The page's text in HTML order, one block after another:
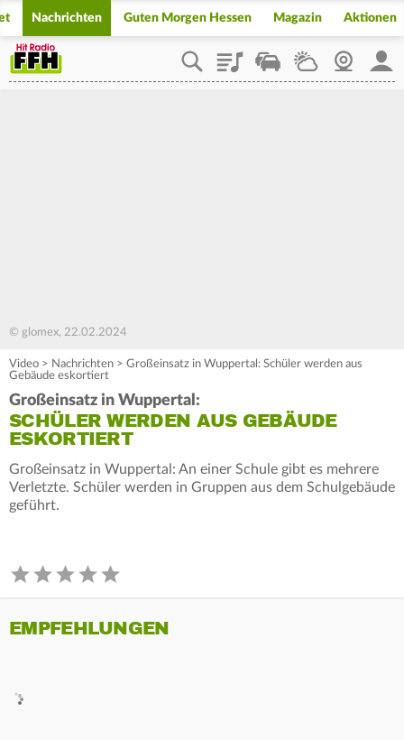
Nachrichten Guten Morgen Hessen Magazin Aktionen
PlaylistStaupilotWetterWebcam
© glomex, 22.02.2024
Video > Nachrichten > Großeinsatz in Wuppertal: Schüler werden aus
Gebäude eskortiert
Großeinsatz in Wuppertal:
SCHÜLER WERDEN AUS GEBÄUDE
ESKORTIERT
Großeinsatz in Wuppertal: An einer Schule gibt es mehrere
Verletzte. Schüler werden in Gruppen aus dem Schulgebäude
geführt.
EMPFEHLUNGEN